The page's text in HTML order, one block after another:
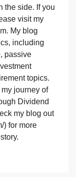
the side. If you
visit my
My blog
including
passive
topics.
journey of
Dividend
my blog out
) for more